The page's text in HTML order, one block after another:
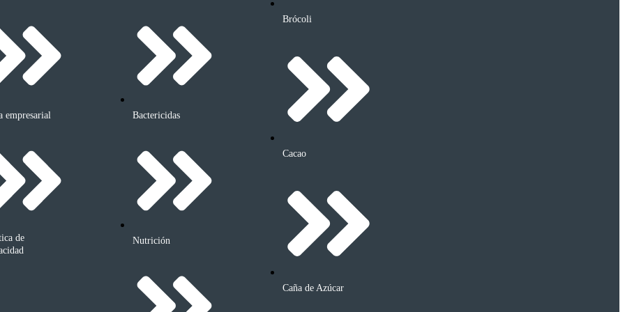
empresarial
de
Bactericidas
Nutrición
Brócoli
Cacao
Caña de Azúcar